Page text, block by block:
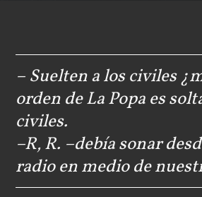
– Suelten a los civiles
orden de La Popa es
civiles.
–R, R. –debía sonar
radio en medio de